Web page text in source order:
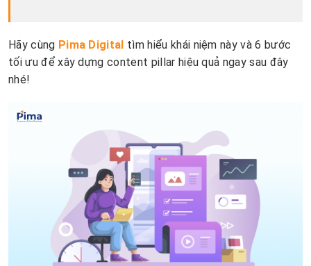
Hãy cùng Pima Digital tìm hiểu khái niệm này và 6 bước
tối ưu để xây dựng content pillar hiệu quả ngay sau đây
nhé!